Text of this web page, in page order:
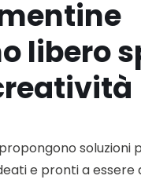
libero
soluzioni
e pronti a